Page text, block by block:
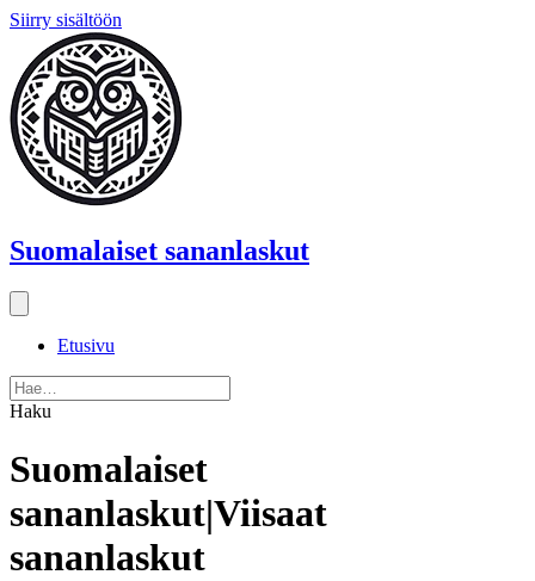
Siirry sisältöön
Suomalaiset sananlaskut
Etusivu
Haku
Suomalaiset
sananlaskut|Viisaat
sananlaskut